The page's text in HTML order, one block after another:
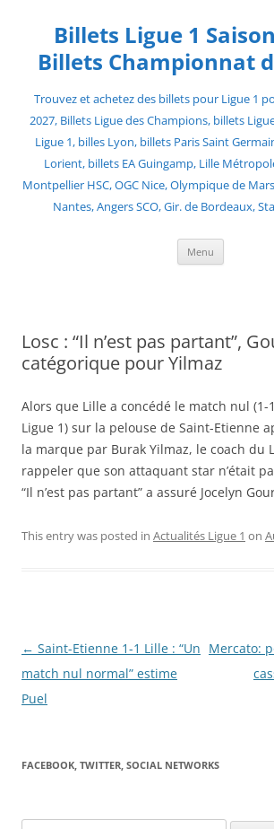
contentBillets Ligue 1
Billets Championnat
Trouvez et achetez des billets pour Ligue 1
2027, Billets Ligue des Champions, billets
Ligue 1, billes Lyon, billets Paris Saint
Lorient, billets EA Guingamp, Lille
Montpellier HSC, OGC Nice, Olympique de
Nantes, Angers SCO, Gir. de Bordeaux,
Menu
Losc : “Il n’est pas partant”,
catégorique pour Yilmaz
Alors que Lille a concédé le match nul (1-
Ligue 1) sur la pelouse de Saint-Etienne
la marque par Burak Yilmaz, le coach du
rappeler que son attaquant star n’était
“Il n’est pas partant” a assuré Jocelyn
This entry was posted in Actualités Ligue 1 on
Post
navigation
← Saint-Etienne 1-1 Lille : “Un
match nul normal” estime
Puel
Mercato:
FACEBOOK, TWITTER, SOCIAL NETWORKS